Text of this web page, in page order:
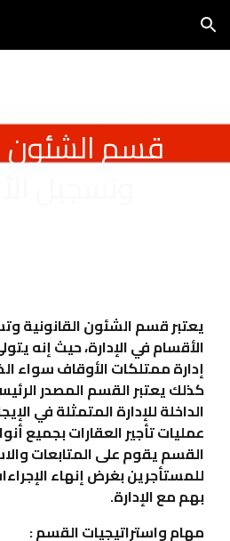
Skip to navigation
قسم الشئون
يعتبر قسم الشئون القانونية
الأقسام في الإدارة، حيث إنه
إدارة ممتلكات الأوقاف سواء
كذلك يعتبر القسم المصدر
الداخلة للإدارة المتمثلة في
عمليات تأجير العقارات بجميع
القسم يقوم على المتابعات
للمستأجرين بغرض إنهاء
بهم مع الإدارة.
مهام واستراتيجيات القسم :